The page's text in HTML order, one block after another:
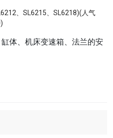
、SL6215、SL6218)(人气
体、机床变速箱、法兰的安